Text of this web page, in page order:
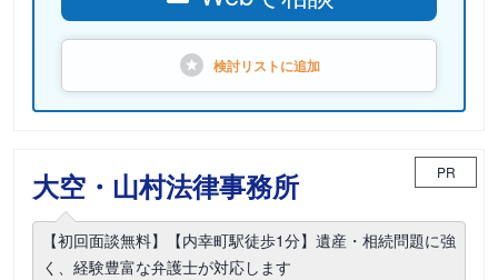
検討リストに追加
大空・山村法律事務所 PR
【初回面談無料】【内幸町駅徒歩1分】遺産・相続問題に強
く、経験豊富な弁護士が対応します